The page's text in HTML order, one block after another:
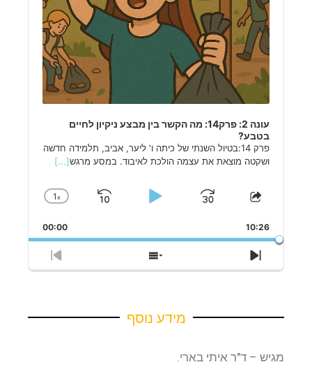
עונה 2: פרק14: מה הקשר בין מבצע ניקיון לחיים
בטבע?
פרק 14:בטיול השנתי של כיתה ו' ליער, אביב, תלמידה חדשה
ושקטה מוצאת את עצמה הולכת לאיבוד. במסע מרגש[...]
Change
Rate
1x
Skip
Backward
PlayJump
Share
Episode
00:00 10:26
Previous
Episode
Show
Episodes
Next
Episode
מידע נוסף
מגיש – ד"ר איתי בארי.